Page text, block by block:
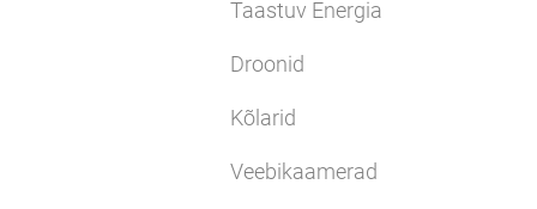
Taastuv Energia
Droonid
Kõlarid
Veebikaamerad